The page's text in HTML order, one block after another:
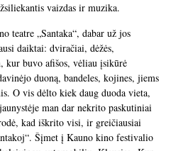
vaizdas ir muzika.
teatre „Santaka“, dabar už jos
daiktai: dviračiai, dėžės,
kur buvo afišos, vėliau įsikūrė
duoną, bandeles, kojines, jiems
O vis dėlto kiek daug duoda vieta,
man dar nekrito paskutiniai
kad iškrito visi, ir greičiausiai
Šįmet į Kauno kino festivalio